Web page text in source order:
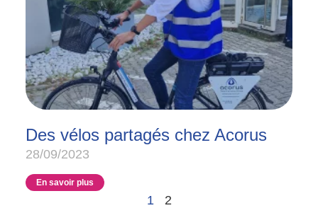
Des vélos partagés chez Acorus
28/09/2023
En savoir plus
1 2